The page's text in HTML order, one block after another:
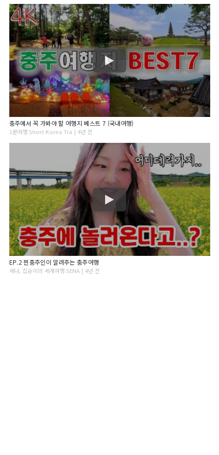
충주에서 꼭 가봐야 할 여행지 베스트 7 (국내여행)
1분여행 Short Korea Tra | 4년 전
EP.2 찐충주인이 알려주는 충주여행
세나, 집순이의 세계여행 SENA | 4년 전